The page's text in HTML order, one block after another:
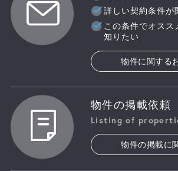
詳しい契約条件が
この条件でオスス
知りたい
物件に関する
物件の掲載依頼
Listing of
物件の掲載に